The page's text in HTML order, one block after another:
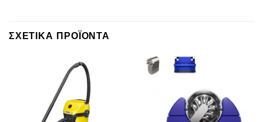
ΣΧΕΤΙΚΆ ΠΡΟΪΌΝΤΑ